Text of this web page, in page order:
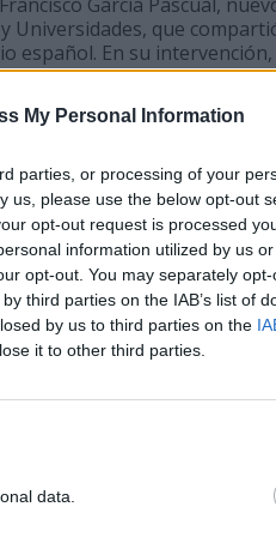
My Personal Information
parties, or processing of your
us, please use the below opt-out
opt-out request is processed
information utilized by us
opt-out. You may separately
third parties on the IAB’s list of
by us to third parties on the
it to other third parties.
data.
Universidades, que
En su intervención,
significativos, subrayando
de iniciativas destinadas
del sistema
con una comunidad
estudiantes, 157.000
agregado de estas
captaron 1.800 millones
e internacional.
central: «En términos de
estar como país y este es
de una gestión más
asumiendo la